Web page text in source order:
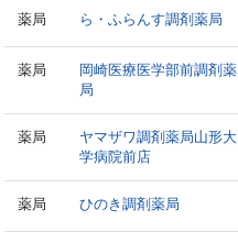
薬局 ら・ふらんす調剤薬局
薬局
岡崎医療医学部前調剤薬
局
薬局
ヤマザワ調剤薬局山形大
学病院前店
薬局 ひのき調剤薬局